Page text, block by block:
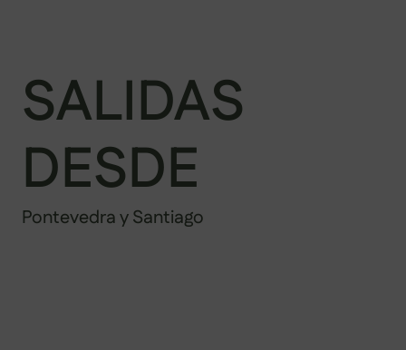
SALIDAS
DESDE
Pontevedra y Santiago